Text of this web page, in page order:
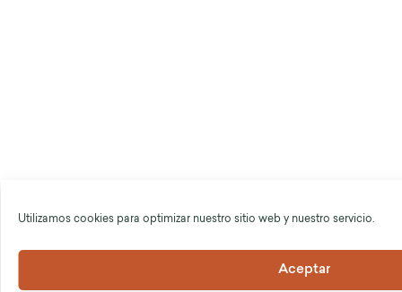
Utilizamos cookies para optimizar nuestro sitio web y nuestro servicio.
Aceptar